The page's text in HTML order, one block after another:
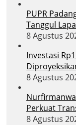
PUPR
Tanggul
8 Agustus
Investasi
8 Agustus
Perkuat
8 Agustus